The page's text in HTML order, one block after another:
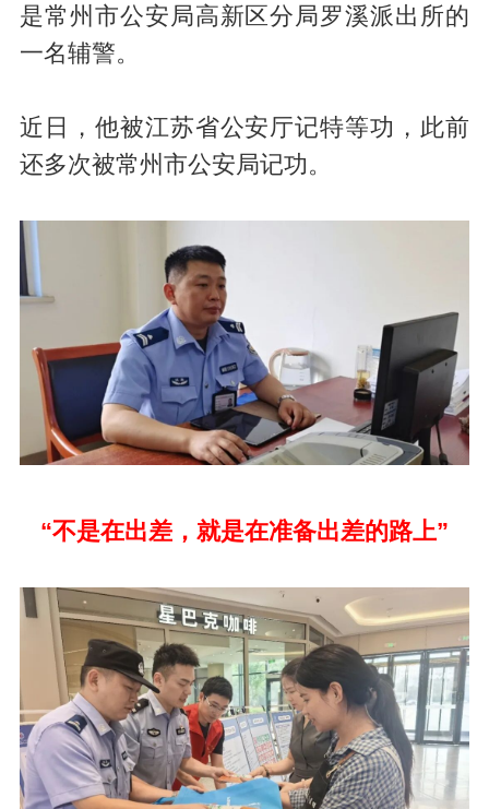
是常州市公安局高新区分局罗溪派出所的
一名辅警。
近日，他被江苏省公安厅记特等功，此前
还多次被常州市公安局记功。
“不是在出差，就是在准备出差的路上”